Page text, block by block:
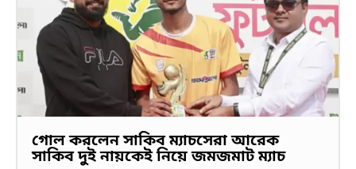
গোল করলেন সাকিব ম্যাচসেরা আরেক
সাকিব দুই নায়কেই নিয়ে জমজমাট ম্যাচ